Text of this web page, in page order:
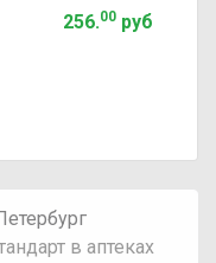
256.00руб
в аптеках